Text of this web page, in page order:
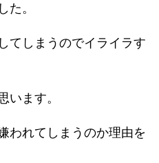
た。
てしまうのでイライラす
います。
われてしまうのか理由を